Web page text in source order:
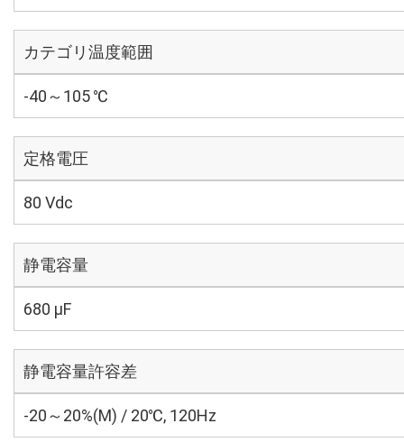
カテゴリ温度範囲
-40～105 ℃
定格電圧
80 Vdc
静電容量
680 µF
静電容量許容差
-20～20%(M) / 20℃, 120Hz